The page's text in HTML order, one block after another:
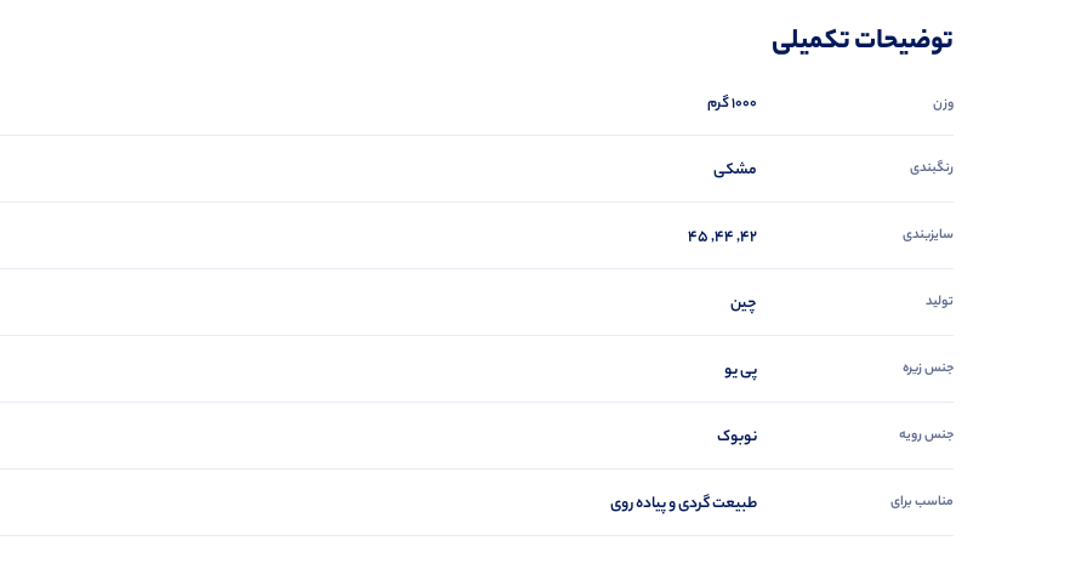
توضیحات تکمیلی
وزن 1000 گرم
رنگبندی مشکی
سایزبندی 42, 44, 45
تولید چین
جنس زیره پی یو
جنس رویه نوبوک
مناسب برای طبیعت گردی و پیاده روی